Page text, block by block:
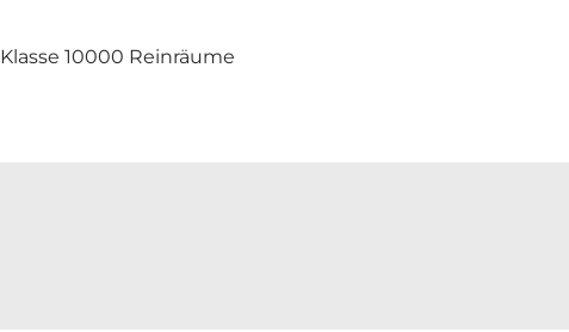
Klasse 10000 Reinräume